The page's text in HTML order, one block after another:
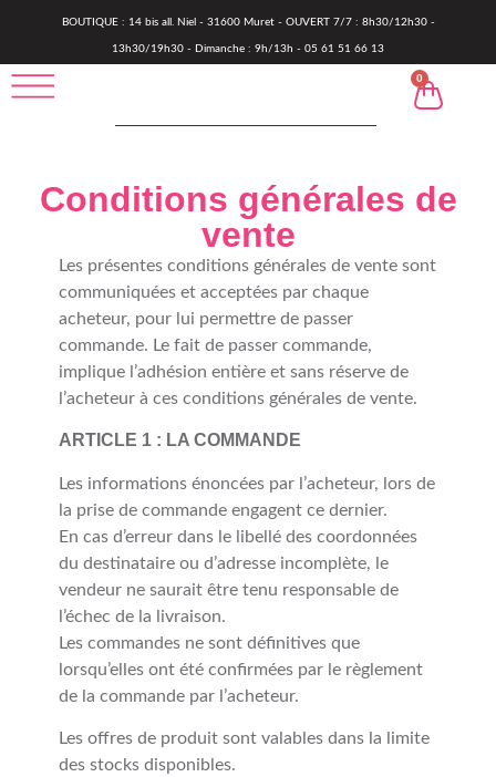
BOUTIQUE : 14 bis all. Niel - 31600 Muret - OUVERT 7/7 : 8h30/12h30 -
13h30/19h30 - Dimanche : 9h/13h - 05 61 51 66 13
0
Conditions générales de
vente
Les présentes conditions générales de vente sont
communiquées et acceptées par chaque
acheteur, pour lui permettre de passer
commande. Le fait de passer commande,
implique l’adhésion entière et sans réserve de
l’acheteur à ces conditions générales de vente.
ARTICLE 1 : LA COMMANDE
Les informations énoncées par l’acheteur, lors de
la prise de commande engagent ce dernier.
En cas d’erreur dans le libellé des coordonnées
du destinataire ou d’adresse incomplète, le
vendeur ne saurait être tenu responsable de
l’échec de la livraison.
Les commandes ne sont définitives que
lorsqu’elles ont été confirmées par le règlement
de la commande par l’acheteur.
Les offres de produit sont valables dans la limite
des stocks disponibles.